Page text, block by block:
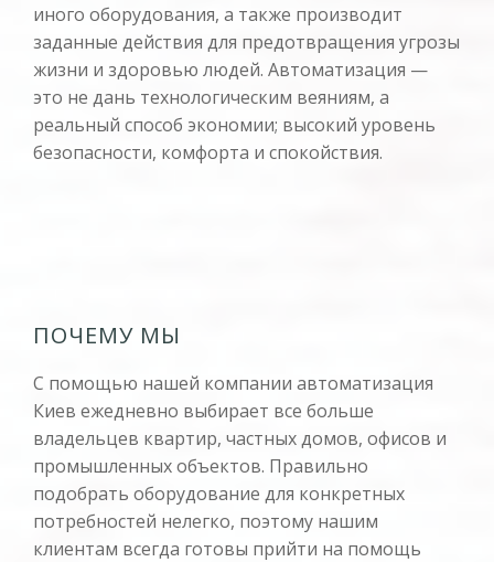
иного оборудования, а также производит
заданные действия для предотвращения угрозы
жизни и здоровью людей. Автоматизация —
это не дань технологическим веяниям, а
реальный способ экономии; высокий уровень
безопасности, комфорта и спокойствия.
ПОЧЕМУ МЫ
С помощью нашей компании автоматизация
Киев ежедневно выбирает все больше
владельцев квартир, частных домов, офисов и
промышленных объектов. Правильно
подобрать оборудование для конкретных
потребностей нелегко, поэтому нашим
клиентам всегда готовы прийти на помощь